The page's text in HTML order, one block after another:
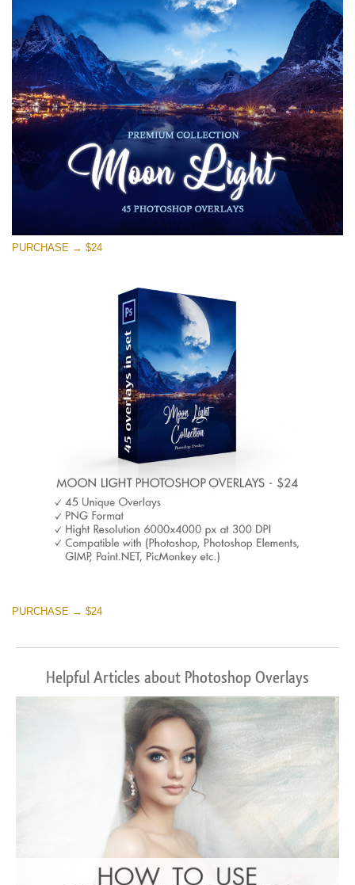
(1783 Overlays)
Large 6000*4000px
Tải xuống miễn phí
PURCHASE → $24
PURCHASE → $24
Helpful Articles about Photoshop Overlays